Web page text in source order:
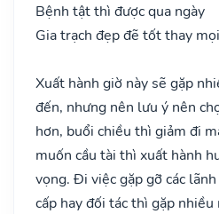
Bệnh tật thì được qua ngày
Gia trạch đẹp đẽ tốt thay
Xuất hành giờ này sẽ gặp
đến, nhưng nên lưu ý nên
hơn, buổi chiều thì giảm đi
muốn cầu tài thì xuất hành
vọng. Đi việc gặp gỡ các
cấp hay đối tác thì gặp